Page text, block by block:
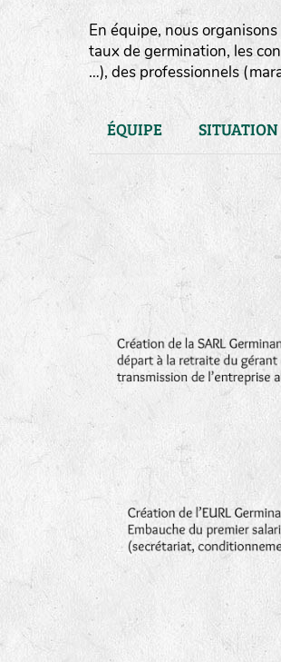
En équipe, nous
taux de germination, les
…), des professionnels
ÉQUIPE SITUATION